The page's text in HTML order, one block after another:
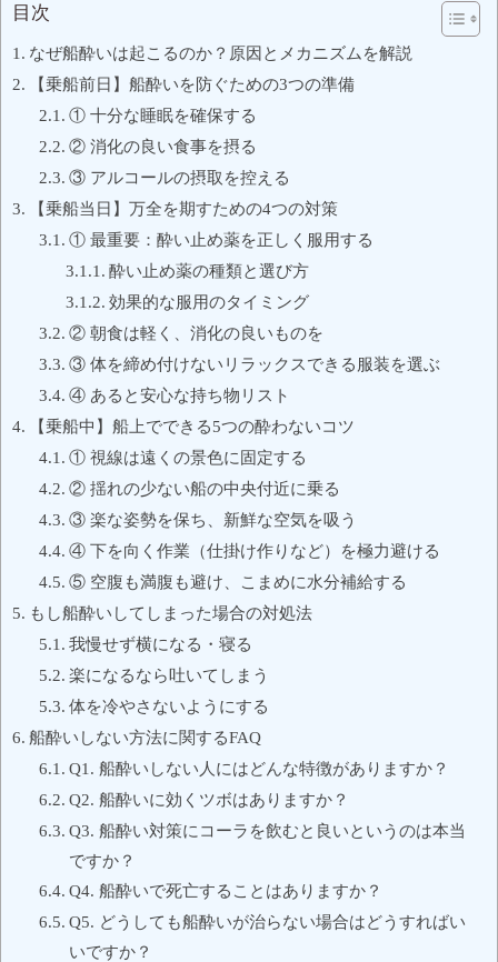
目次
なぜ船酔いは起こるのか？原因とメカニズムを解説
【乗船前日】船酔いを防ぐための3つの準備
① 十分な睡眠を確保する
② 消化の良い食事を摂る
③ アルコールの摂取を控える
【乗船当日】万全を期すための4つの対策
① 最重要：酔い止め薬を正しく服用する
酔い止め薬の種類と選び方
効果的な服用のタイミング
② 朝食は軽く、消化の良いものを
③ 体を締め付けないリラックスできる服装を選ぶ
④ あると安心な持ち物リスト
【乗船中】船上でできる5つの酔わないコツ
① 視線は遠くの景色に固定する
② 揺れの少ない船の中央付近に乗る
③ 楽な姿勢を保ち、新鮮な空気を吸う
④ 下を向く作業（仕掛け作りなど）を極力避ける
⑤ 空腹も満腹も避け、こまめに水分補給する
もし船酔いしてしまった場合の対処法
我慢せず横になる・寝る
楽になるなら吐いてしまう
体を冷やさないようにする
船酔いしない方法に関するFAQ
Q1. 船酔いしない人にはどんな特徴がありますか？
Q2. 船酔いに効くツボはありますか？
Q3. 船酔い対策にコーラを飲むと良いというのは本当
ですか？
Q4. 船酔いで死亡することはありますか？
Q5. どうしても船酔いが治らない場合はどうすればい
いですか？